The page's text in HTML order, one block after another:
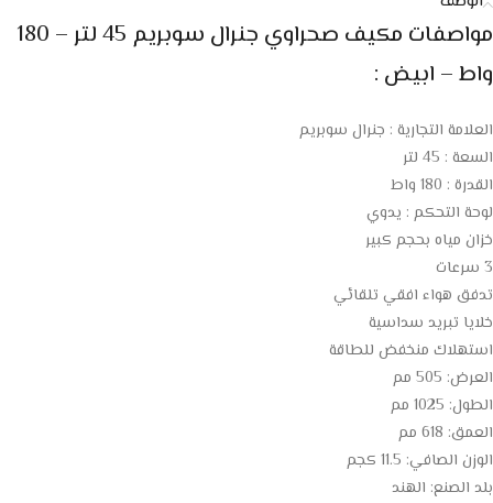
مواصفات مكيف صحراوي جنرال سوبريم 45 لتر – 180
واط – ابيض :
العلامة التجارية : جنرال سوبريم
السعة : 45 لتر
القدرة : 180 واط
لوحة التحكم : يدوي
خزان مياه بحجم كبير
3 سرعات
تدفق هواء افقي تلقائي
خلايا تبريد سداسية
استهلاك منخفض للطاقة
العرض: 505 مم
الطول: 1025 مم
العمق: 618 مم
الوزن الصافي: 11.5 كجم
بلد الصنع: الهند